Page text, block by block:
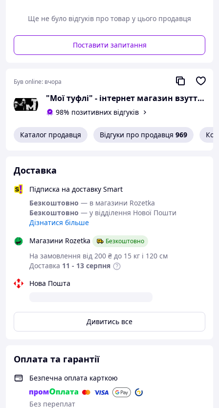
розмір 44 - 28,5
сантиметра.
Можлива похибка вимірювань +/- 2мм.
При оформленні замовлення
Вам сподобалася модель
і Ви вирішили купити?
Зателефонуйте 067-9272731 / 050-
9336271 і уточніть наявність
Або задайте запитання на
Всі товари магазину -->
Взуття від
українського
виробника
Трекінгові термо
черевики з серії
Черевики Gipanis - сучасне туристичне
використання в складних похідних
умовах. Від його надійності і зручності
безпосередньо залежить успіх подорожі,
будь то одноденна вилазка або тривала
експедиція.
Взуття для туризму повинне бути
Ще не було відгуків про товар у цього продавця
Поставити запитання
Був online: вчора
"Мої туфлі" - інтернет магазин взуття на всі випадки життя.
98% позитивних відгуків
Каталог продавця Відгуки про продавця 969
Доставка
Підписка на доставку Smart
Безкоштовно — в магазини Rozetka
Безкоштовно — у відділення Нової Пошти
Дізнатися більше
Магазини Rozetka
Безкоштовно
На замовлення від 200 ₴ до 15 кг і 120 см
Доставка 11 - 13 серпня
Нова Пошта
Дивитись все
Оплата та гарантії
Безпечна оплата карткою
Без переплат